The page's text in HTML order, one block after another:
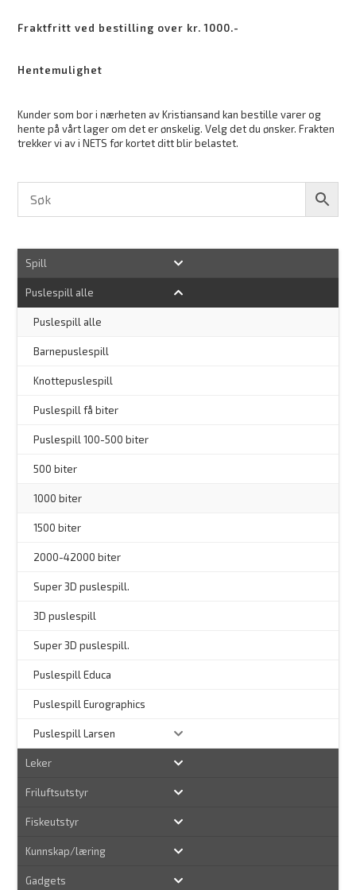
Fraktfritt ved bestilling over kr. 1000.-
Hentemulighet
Kunder som bor i nærheten av Kristiansand kan bestille varer og
hente på vårt lager om det er ønskelig. Velg det du ønsker. Frakten
trekker vi av i NETS før kortet ditt blir belastet.
Spill
Puslespill alle
Puslespill alle
Barnepuslespill
Knottepuslespill
Puslespill få biter
Puslespill 100-500 biter
500 biter
1000 biter
1500 biter
2000-42000 biter
Super 3D puslespill.
3D puslespill
Super 3D puslespill.
Puslespill Educa
Puslespill Eurographics
Puslespill Larsen
Leker
Friluftsutstyr
Fiskeutstyr
Kunnskap/læring
Gadgets